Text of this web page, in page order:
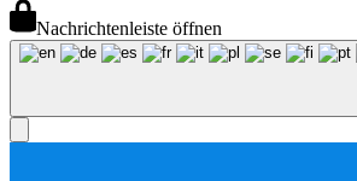
Nachrichtenleiste öffnen